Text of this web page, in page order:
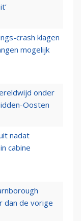
crash klagen
mogelijk
onder
Oosten
nadat
cabine
dan de vorige